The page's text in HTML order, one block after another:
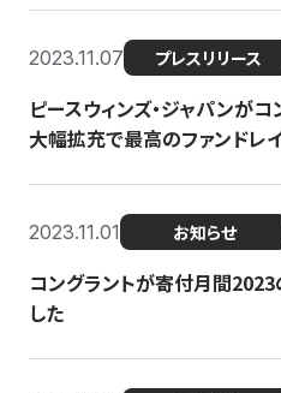
2023.11.07 プレスリリース
ピースウィンズ・ジャパンが
大幅拡充で最高のファンドレ
2023.11.01 お知らせ
コングラントが寄付月間2023
した